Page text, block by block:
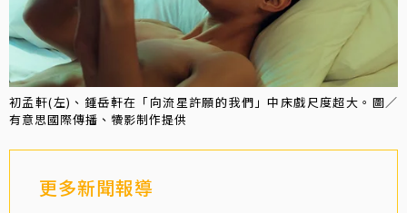
初孟軒(左)、鍾岳軒在「向流星許願的我們」中床戲尺度超大。圖／
有意思國際傳播、犢影制作提供
更多新聞報導